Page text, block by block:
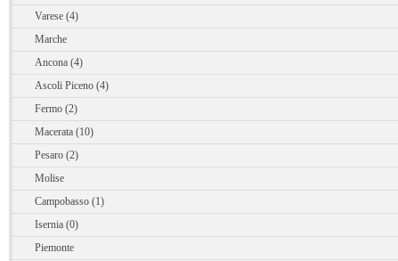
Varese (4)
Marche
Ancona (4)
Ascoli Piceno (4)
Fermo (2)
Macerata (10)
Pesaro (2)
Molise
Campobasso (1)
Isernia (0)
Piemonte